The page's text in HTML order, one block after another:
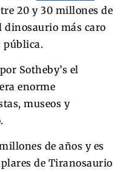
20 y 30 millones de
dinosaurio más caro
pública.
Sotheby’s el
enorme
museos y
de años y es
de Tiranosaurio